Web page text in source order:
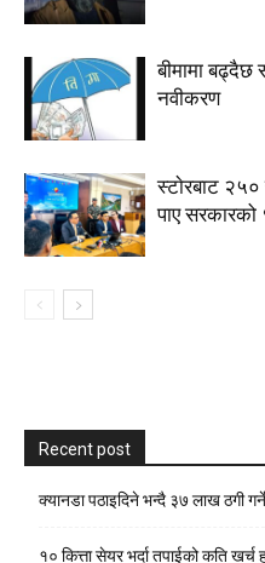
बीमामा बढ्दैछ
नवीकरण
स्टाेरबाट
पाए
Recent post
क्यानडा पठाइदिने भन्दै ३७ लाख ठगी
१० कित्ता सेयर भर्दा तपाईको कति खर्च